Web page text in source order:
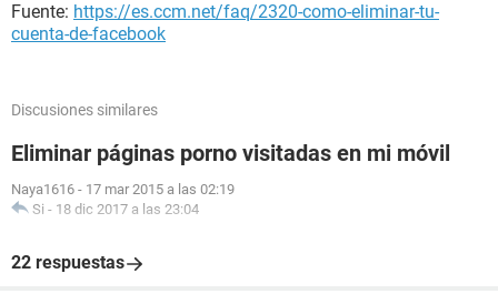
Fuente: https://es.ccm.net/faq/2320-como-eliminar-tu-
cuenta-de-facebook
Discusiones similares
Eliminar páginas porno visitadas en mi móvil
Naya1616 - 17 mar 2015 a las 02:19
Si - 18 dic 2017 a las 23:04
22 respuestas